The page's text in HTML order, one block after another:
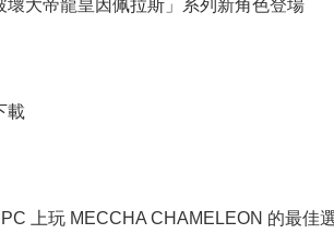
大帝龍皇因佩拉斯」系列新角色登場
載
上玩 MECCHA CHAMELEON 的最佳選